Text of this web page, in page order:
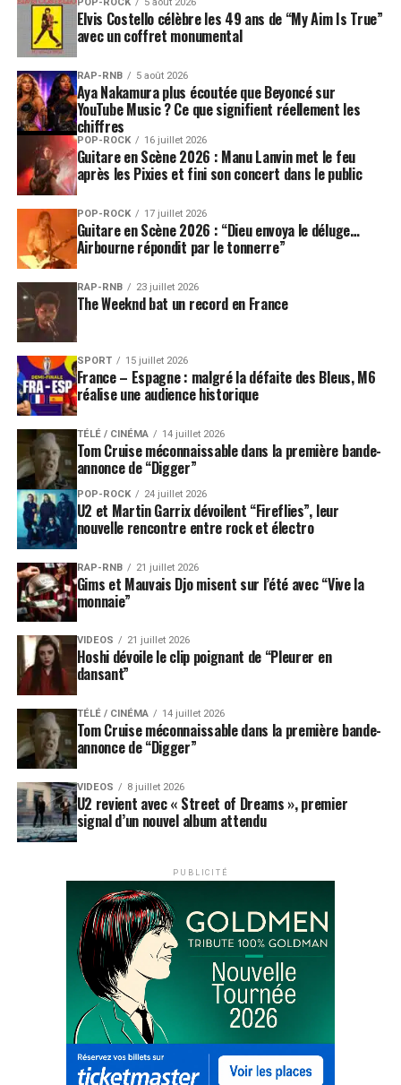
Elvis Costello célèbre les 49 ans de “My Aim Is True”
avec un coffret monumental
RAP-RNB 5 août 2026
Aya Nakamura plus écoutée que Beyoncé sur
YouTube Music ? Ce que signifient réellement les
chiffres
POP-ROCK 16 juillet 2026
Guitare en Scène 2026 : Manu Lanvin met le feu
après les Pixies et fini son concert dans le public
POP-ROCK 17 juillet 2026
Guitare en Scène 2026 : “Dieu envoya le déluge…
Airbourne répondit par le tonnerre”
RAP-RNB 23 juillet 2026
The Weeknd bat un record en France
SPORT 15 juillet 2026
France – Espagne : malgré la défaite des Bleus, M6
réalise une audience historique
TÉLÉ / CINÉMA 14 juillet 2026
Tom Cruise méconnaissable dans la première bande-
annonce de “Digger”
POP-ROCK 24 juillet 2026
U2 et Martin Garrix dévoilent “Fireflies”, leur
nouvelle rencontre entre rock et électro
RAP-RNB 21 juillet 2026
Gims et Mauvais Djo misent sur l’été avec “Vive la
monnaie”
VIDEOS 21 juillet 2026
Hoshi dévoile le clip poignant de “Pleurer en
dansant”
TÉLÉ / CINÉMA 14 juillet 2026
Tom Cruise méconnaissable dans la première bande-
annonce de “Digger”
VIDEOS 8 juillet 2026
U2 revient avec « Street of Dreams », premier
signal d’un nouvel album attendu
PUBLICITÉ